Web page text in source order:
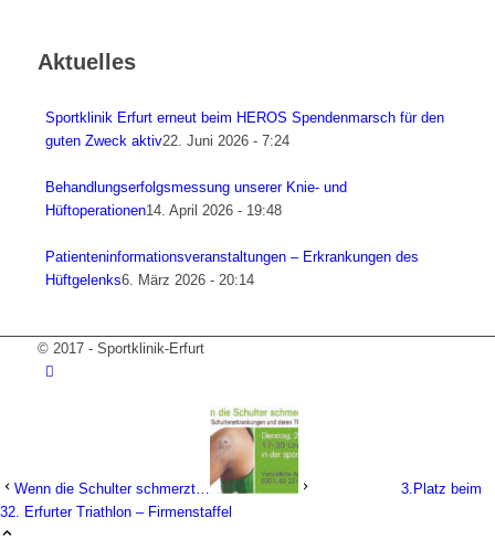
Aktuelles
Sportklinik Erfurt erneut beim HEROS Spendenmarsch für den
guten Zweck aktiv22. Juni 2026 - 7:24
Behandlungserfolgsmessung unserer Knie- und
Hüftoperationen14. April 2026 - 19:48
Patienteninformationsveranstaltungen – Erkrankungen des
Hüftgelenks6. März 2026 - 20:14
© 2017 - Sportklinik-Erfurt
Wenn die Schulter schmerzt…
3.Platz beim
32. Erfurter Triathlon – Firmenstaffel